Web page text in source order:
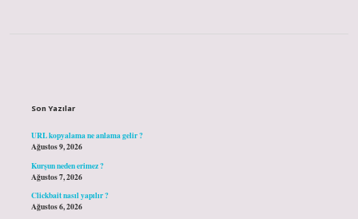
Son Yazılar
URL kopyalama ne anlama gelir ?
Ağustos 9, 2026
Kurşun neden erimez ?
Ağustos 7, 2026
Clickbait nasıl yapılır ?
Ağustos 6, 2026